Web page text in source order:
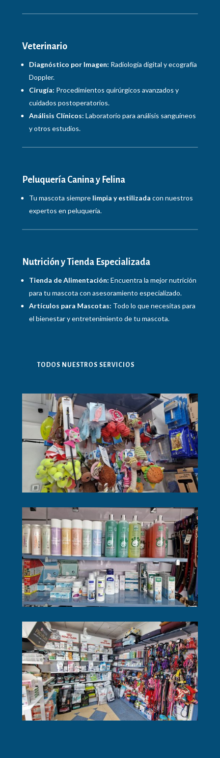
Veterinario
Diagnóstico por Imagen: Radiología digital y ecografía
Doppler.
Cirugía: Procedimientos quirúrgicos avanzados y
cuidados postoperatorios.
Análisis Clínicos: Laboratorio para análisis sanguíneos
y otros estudios.
Peluquería Canina y Felina
Tu mascota siemprelimpia y estilizada con nuestros
expertos en peluquería.
Nutrición y Tienda Especializada
Tienda de Alimentación: Encuentra la mejor nutrición
para tu mascota con asesoramiento especializado.
Artículos para Mascotas: Todo lo que necesitas para
el bienestar y entretenimiento de tu mascota.
TODOS NUESTROS SERVICIOS